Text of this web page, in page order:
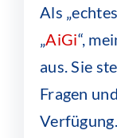
Als
„AiGi“,
aus. Sie
Fragen
Verfügung.